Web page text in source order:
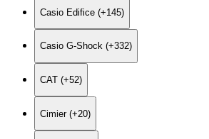
Casio Edifice (+145)
Casio G-Shock (+332)
CAT (+52)
Cimier (+20)